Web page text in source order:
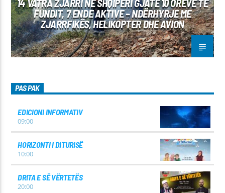
14 VATRA ZJARRI NË SHQIPËRI GJATË 10 ORËVE TË
FUNDIT, 7 ENDE AKTIVE – NDËRHYRJE ME
ZJARRFIKËS, HELIKOPTER DHE AVION
PAS PAK
EDICIONI INFORMATIV
09:00
HORIZONTI I DITURISË
10:00
DRITA E SË VËRTETËS
20:00